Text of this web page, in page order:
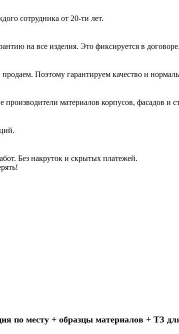
сотрудника от 20-ти лет.
на все изделия. Это фиксируется в договоре.
Поэтому гарантируем качество и
производители материалов корпусов, фасадов и
Без накруток и скрытых платежей.
по месту + образцы материалов + ТЗ